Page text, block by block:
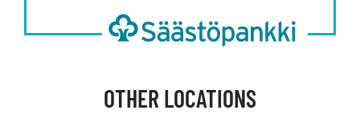
OTHER LOCATIONS